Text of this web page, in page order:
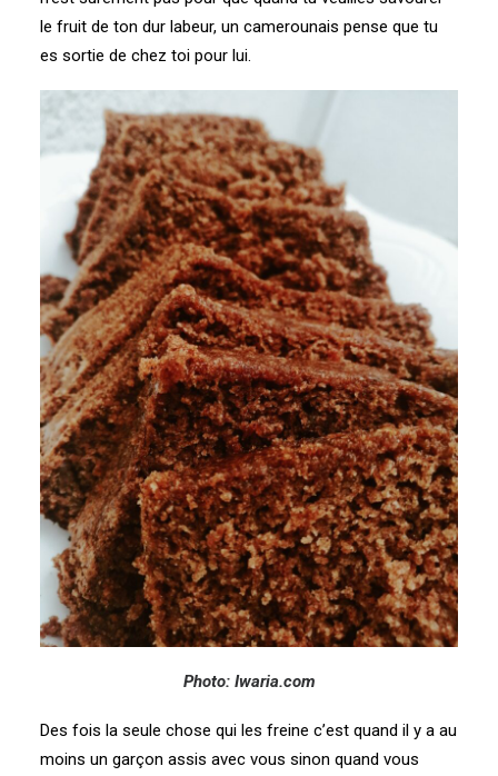
le fruit de ton dur labeur, un camerounais pense que tu
es sortie de chez toi pour lui.
Photo: Iwaria.com
Des fois la seule chose qui les freine c’est quand il y a au
moins un garçon assis avec vous sinon quand vous